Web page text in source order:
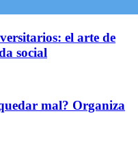
el arte de
social
mal? Organiza